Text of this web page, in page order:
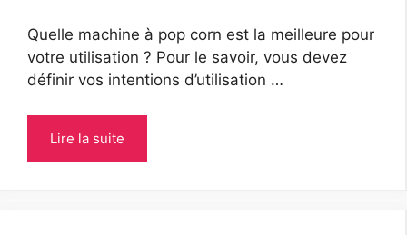
Quelle machine à pop corn est la meilleure pour
votre utilisation ? Pour le savoir, vous devez
définir vos intentions d’utilisation …
Lire la suite